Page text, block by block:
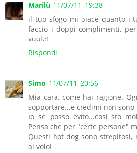
Marilù 11/07/11, 19:38
il tuo sfogo mi piace quanto i
faccio i doppi complimenti,
vuole!
Rispondi
Simo 11/07/11, 20:56
Mia cara, come hai ragione.
sopportare...e credimi non sono
Io se posso evito...così sto
Pensa che per "certe persone"
Questi hot dog sono strepitosi,
al volo!